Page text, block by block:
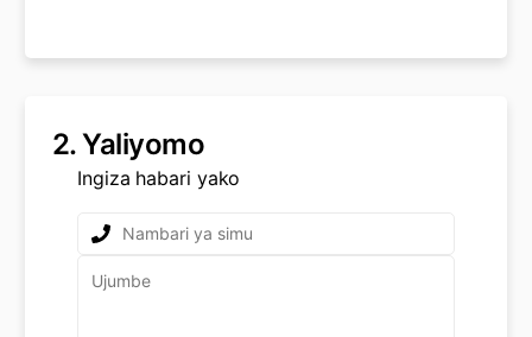
2.Yaliyomo
Ingiza habari yako